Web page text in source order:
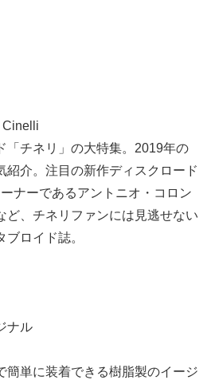
Cinelli
「チネリ」の大特集。2019年の
紹介。注目の新作ディスクロード
ナーであるアントニオ・コロン
ど、チネリファンには見逃せない
ロイド誌。
ナル
簡単に装着できる樹脂製のイージ